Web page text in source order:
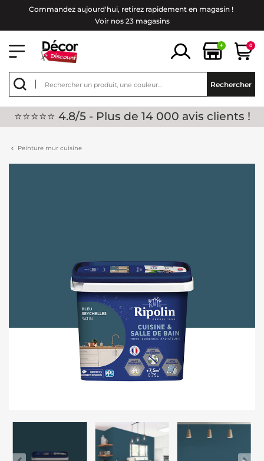
Commandez aujourd'hui, retirez rapidement en magasin !
Voir nos 23 magasins
+ 0
Rechercher
⭐⭐⭐⭐⭐ 4.8/5 - Plus de 14 000 avis clients !
Peinture mur cuisine